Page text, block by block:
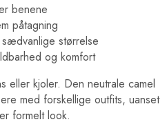
benene
påtagning
størrelse
og komfort
eller kjoler. Den neutrale camel
med forskellige outfits, uanset
formelt look.